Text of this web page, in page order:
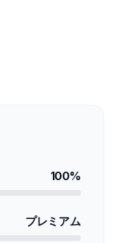
100%
プレミアム